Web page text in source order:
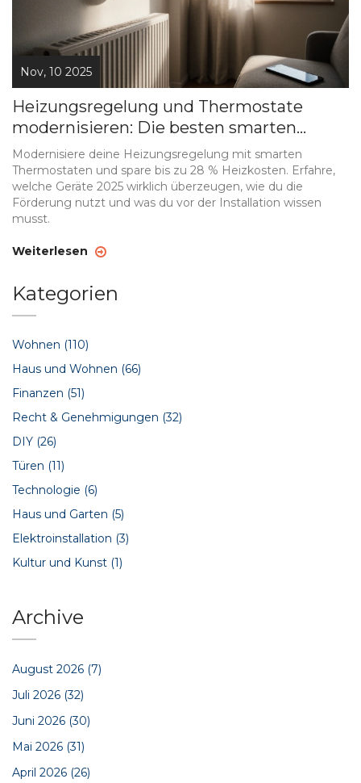
Nov, 10 2025
Heizungsregelung und Thermostate
modernisieren: Die besten smarten
Optionen 2025
Modernisiere deine Heizungsregelung mit smarten
Thermostaten und spare bis zu 28 % Heizkosten. Erfahre,
welche Geräte 2025 wirklich überzeugen, wie du die
Förderung nutzt und was du vor der Installation wissen
musst.
Weiterlesen
Kategorien
Wohnen (110)
Haus und Wohnen (66)
Finanzen (51)
Recht & Genehmigungen (32)
DIY (26)
Türen (11)
Technologie (6)
Haus und Garten (5)
Elektroinstallation (3)
Kultur und Kunst (1)
Archive
August 2026 (7)
Juli 2026 (32)
Juni 2026 (30)
Mai 2026 (31)
April 2026 (26)